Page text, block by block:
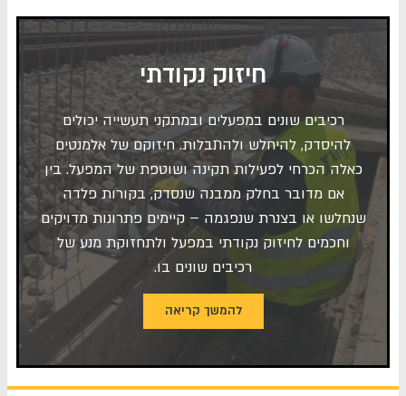
חיזוק נקודתי
רכיבים שונים במפעלים ובמתקני תעשייה יכולים
להיסדק, להיחלש ולהתבלות. חיזוקם של אלמנטים
כאלה הכרחי לפעילות תקינה ושוטפת של המפעל. בין
אם מדובר בחלק ממבנה שנסדק, בקורות פלדה
שנחלשו או בצנרת שנפגמה – קיימים פתרונות מדויקים
וחכמים לחיזוק נקודתי במפעל ולתחזוקת מנע של
רכיבים שונים בו.
להמשך קריאה